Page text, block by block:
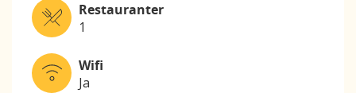
Restauranter
1
Wifi
Ja